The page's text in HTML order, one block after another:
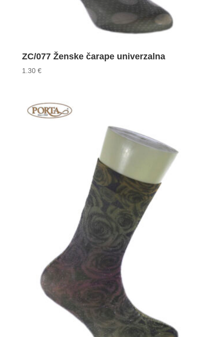
ZC/077 Ženske čarape univerzalna
1.30 €